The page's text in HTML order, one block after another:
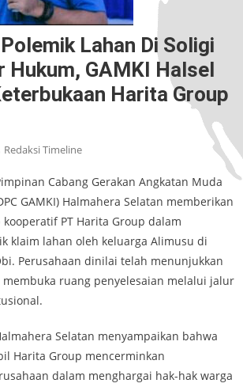
Lahan Di Soligi
Hukum, GAMKI Halsel
Harita Group
Redaksi Timeline
Cabang Gerakan Angkatan Muda
GAMKI) Halmahera Selatan memberikan
PT Harita Group dalam
klaim lahan oleh keluarga Alimusu di
Perusahaan dinilai telah menunjukkan
ruang penyelesaian melalui jalur
Selatan menyampaikan bahwa
Harita Group mencerminkan
dalam menghargai hak-hak warga